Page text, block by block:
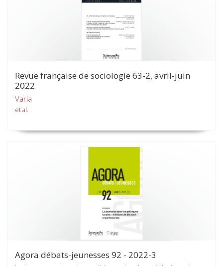
Revue française de sociologie 63-2, avril-juin
2022
Varia
et al.
Agora débats-jeunesses 92 - 2022-3